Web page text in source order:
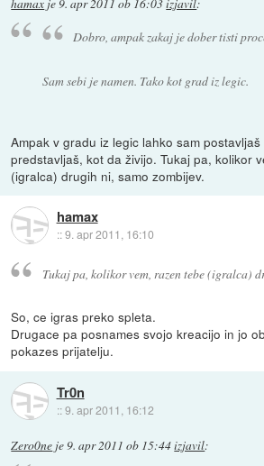
hamax je9. apr 2011 ob 16:03izjavil:
Dobro, ampak zakaj je dober tisti
Sam sebi je namen. Tako kot grad iz legic.
Ampak v gradu iz legic lahko sam
predstavljaš, kot da živijo. Tukaj pa, kolikor
(igralca) drugih ni, samo zombijev.
hamax
::9. apr 2011, 16:10
Tukaj pa, kolikor vem, razen tebe (igralca)
So, ce igras preko spleta.
Drugace pa posnames svojo kreacijo in jo
pokazes prijatelju.
Tr0n
::9. apr 2011, 16:12
Zero0ne je9. apr 2011 ob 15:44izjavil: